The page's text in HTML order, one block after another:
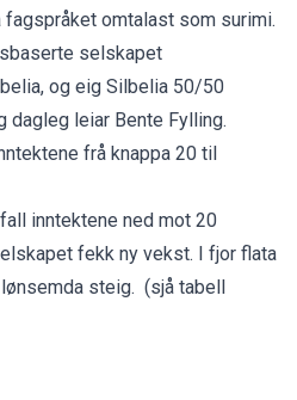
omtalast som surimi.
selskapet
og eig Silbelia 50/50
dagleg leiar Bente Fylling.
frå knappa 20 til
inntektene ned mot 20
fekk ny vekst. I fjor flata
steig. (sjå tabell